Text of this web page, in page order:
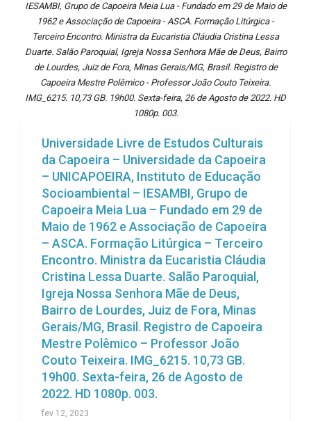
IESAMBI, Grupo de Capoeira Meia Lua - Fundado em 29 de Maio de
1962 e Associação de Capoeira - ASCA. Formação Litúrgica -
Terceiro Encontro. Ministra da Eucaristia Cláudia Cristina Lessa
Duarte. Salão Paroquial, Igreja Nossa Senhora Mãe de Deus, Bairro
de Lourdes, Juiz de Fora, Minas Gerais/MG, Brasil. Registro de
Capoeira Mestre Polêmico - Professor João Couto Teixeira.
IMG_6215. 10,73 GB. 19h00. Sexta-feira, 26 de Agosto de 2022. HD
1080p. 003.
Universidade Livre de Estudos Culturais
da Capoeira – Universidade da Capoeira
– UNICAPOEIRA, Instituto de Educação
Socioambiental – IESAMBI, Grupo de
Capoeira Meia Lua – Fundado em 29 de
Maio de 1962 e Associação de Capoeira
– ASCA. Formação Litúrgica – Terceiro
Encontro. Ministra da Eucaristia Cláudia
Cristina Lessa Duarte. Salão Paroquial,
Igreja Nossa Senhora Mãe de Deus,
Bairro de Lourdes, Juiz de Fora, Minas
Gerais/MG, Brasil. Registro de Capoeira
Mestre Polêmico – Professor João
Couto Teixeira. IMG_6215. 10,73 GB.
19h00. Sexta-feira, 26 de Agosto de
2022. HD 1080p. 003.
fev 12, 2023